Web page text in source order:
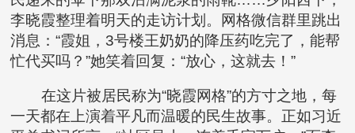
李晓霞整理着明天的走访计划。网格微信群里跳出
消息：“霞姐，3号楼王奶奶的降压药吃完了，能帮
忙代买吗？”她笑着回复：“放心，这就去！”
在这片被居民称为“晓霞网格”的方寸之地，每
一天都在上演着平凡而温暖的民生故事。正如习近